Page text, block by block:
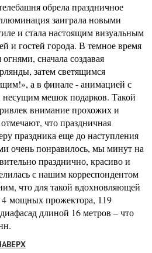
обрела праздничное
заиграла новыми
и стала настоящим визуальным
и гостей города. В темное время
сначала создавая
затем светящимся
а в финале - анимацией с
мешок подарков. Такой
внимание прохожих и
что праздничная
праздника еще до наступления
очень понравилось, мы минут на
празднично, красиво и
с нашим корреспондентом
что для такой вдохновляющей
мощных прожектора, 119
длиной 16 метров – что